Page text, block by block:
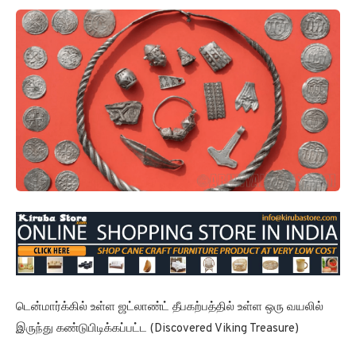
டென்மார்க்கில் உள்ள ஜட்லாண்ட் தீபகற்பத்தில் உள்ள ஒரு வயலில்
இருந்து கண்டுபிடிக்கப்பட்ட (Discovered Viking Treasure)